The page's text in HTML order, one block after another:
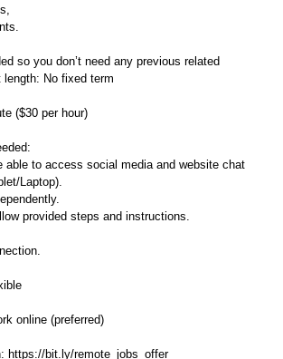
so you don’t need any previous related
No fixed term
($30 per hour)
able to access social media and website chat
Laptop).
provided steps and instructions.
online (preferred)
https://bit.ly/remote_jobs_offer